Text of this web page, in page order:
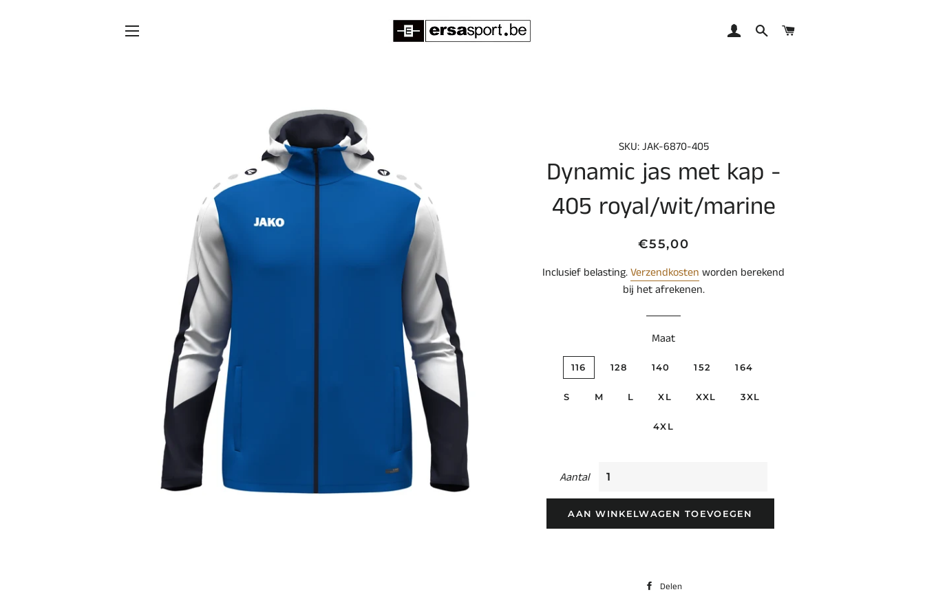
AANMELDEN
ZOEKEN
SKU: JAK-6870-405
Dynamic jas met kap -
405 royal/wit/marine
Normale
Aanbiedingsprijs
€55,00
Inclusief belasting.Verzendkosten worden berekend
bij het afrekenen.
Maat
116 128 140 152 164
S M L XL XXL 3XL
4XL
Aantal
AAN WINKELWAGEN TOEVOEGEN
Delen